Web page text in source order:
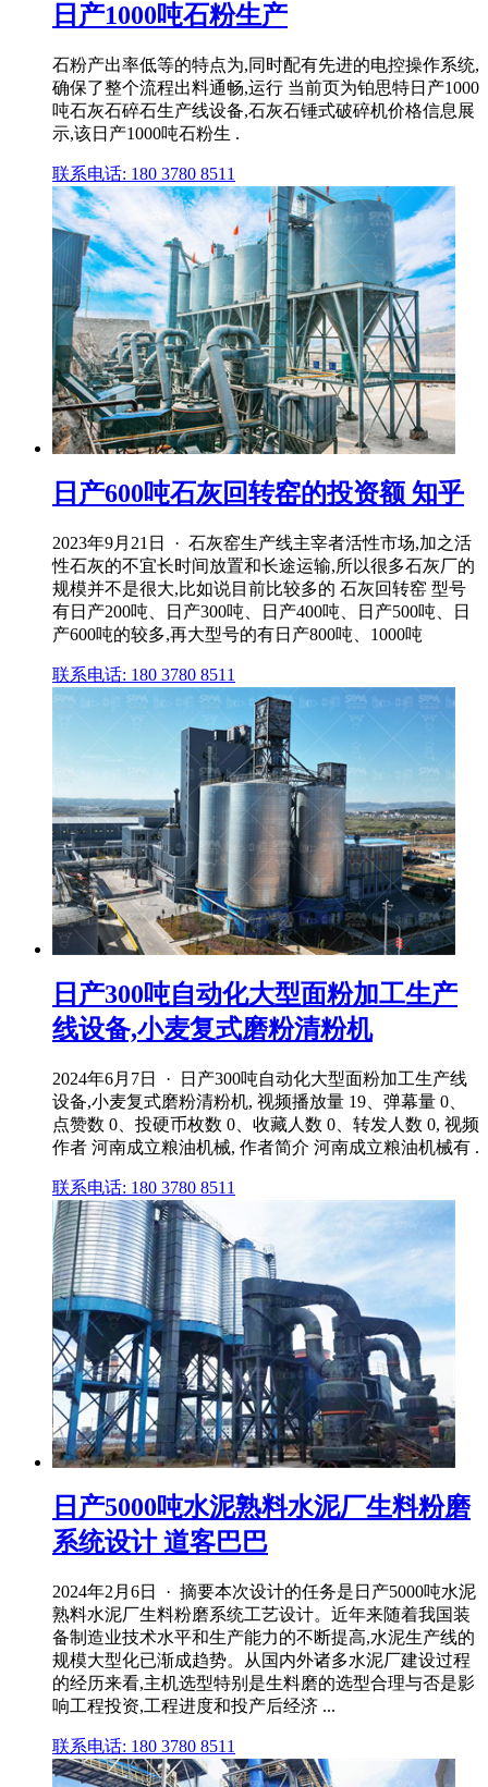
日产1000吨石粉生产
石粉产出率低等的特点为,同时配有先进的电控操作系统,
确保了整个流程出料通畅,运行 当前页为铂思特日产1000
吨石灰石碎石生产线设备,石灰石锤式破碎机价格信息展
示,该日产1000吨石粉生 .
联系电话: 180 3780 8511
日产600吨石灰回转窑的投资额 知乎
2023年9月21日 · 石灰窑生产线主宰者活性市场,加之活
性石灰的不宜长时间放置和长途运输,所以很多石灰厂的
规模并不是很大,比如说目前比较多的 石灰回转窑 型号
有日产200吨、日产300吨、日产400吨、日产500吨、日
产600吨的较多,再大型号的有日产800吨、1000吨
联系电话: 180 3780 8511
日产300吨自动化大型面粉加工生产
线设备,小麦复式磨粉清粉机
2024年6月7日 · 日产300吨自动化大型面粉加工生产线
设备,小麦复式磨粉清粉机, 视频播放量 19、弹幕量 0、
点赞数 0、投硬币枚数 0、收藏人数 0、转发人数 0, 视频
作者 河南成立粮油机械, 作者简介 河南成立粮油机械有 .
联系电话: 180 3780 8511
日产5000吨水泥熟料水泥厂生料粉磨
系统设计 道客巴巴
2024年2月6日 · 摘要本次设计的任务是日产5000吨水泥
熟料水泥厂生料粉磨系统工艺设计。近年来随着我国装
备制造业技术水平和生产能力的不断提高,水泥生产线的
规模大型化已渐成趋势。从国内外诸多水泥厂建设过程
的经历来看,主机选型特别是生料磨的选型合理与否是影
响工程投资,工程进度和投产后经济 ...
联系电话: 180 3780 8511